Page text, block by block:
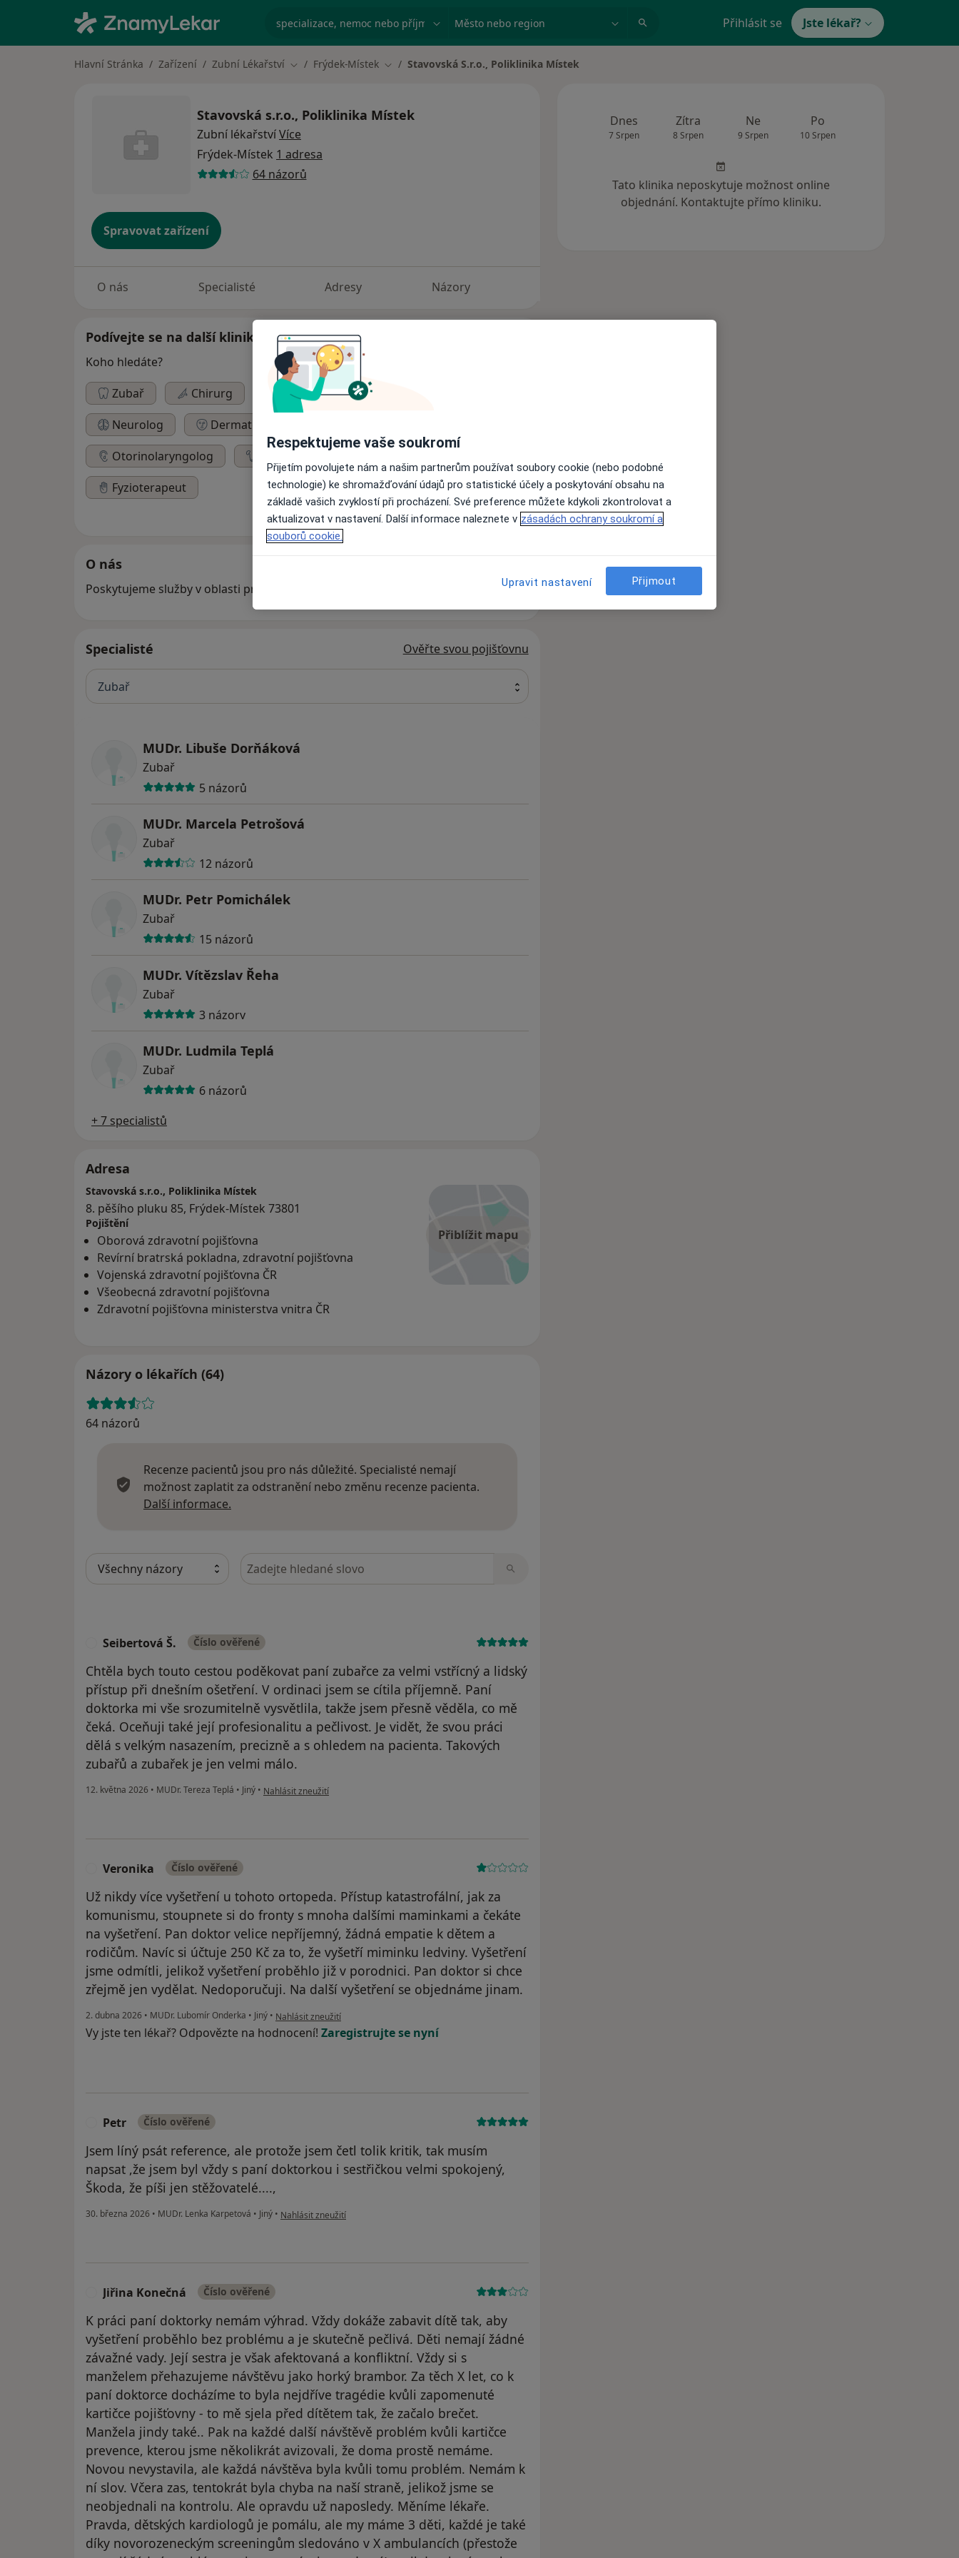
specializace, nemoc nebo příjmení Město nebo region Přihlásit se Jste lékař?
Hlavní Stránka Zařízení Zubní Lékařství Změna města
Frýdek-Místek Změna města
Stavovská S.r.o., Poliklinika Místek
Stavovská s.r.o., Poliklinika Místek
Zubní lékařstvíVíce
Frýdek-Místek 1 adresa
64 názorů
Spravovat zařízení
O nás Specialisté Adresy Názory
Podívejte se na další kliniky
Koho hledáte?
Zubař
Chirurg Ortoped
Neurolog
Dermatolog
Otorinolaryngolog
Fyzioterapeut
Hledejte jinou specializaci
O nás
Poskytujeme služby v oblasti prevence i následné péče.
Specialisté Ověřte svou pojišťovnu
Zubař
MUDr. Libuše Dorňáková
Zubař
5 názorů
MUDr. Marcela Petrošová
Zubař
12 názorů
MUDr. Petr Pomichálek
Zubař
15 názorů
MUDr. Vítězslav Řeha
Zubař
3 názory
MUDr. Ludmila Teplá
Zubař
6 názorů
+ 7 specialistů
Adresa
Přiblížit mapu
Stavovská s.r.o., Poliklinika Místek
8. pěšího pluku 85, Frýdek-Místek 73801
Pojištění
Oborová zdravotní pojišťovna
Revírní bratrská pokladna, zdravotní pojišťovna
Vojenská zdravotní pojišťovna ČR
Všeobecná zdravotní pojišťovna
Zdravotní pojišťovna ministerstva vnitra ČR
Názory o lékařích (64)
64 názorů
Recenze pacientů jsou pro nás důležité. Specialisté nemají
možnost zaplatit za odstranění nebo změnu recenze pacienta.
Další informace.
Hledejte v názorech
Seibertová Š. Číslo ověřené
Chtěla bych touto cestou poděkovat paní zubařce za velmi vstřícný a lidský
přístup při dnešním ošetření. V ordinaci jsem se cítila příjemně. Paní
doktorka mi vše srozumitelně vysvětlila, takže jsem přesně věděla, co mě
čeká. Oceňuji také její profesionalitu a pečlivost. Je vidět, že svou práci
dělá s velkým nasazením, precizně a s ohledem na pacienta. Takových
zubařů a zubařek je jen velmi málo.
12. května 2026 • MUDr. Tereza Teplá • Jiný • podle názoru uživatele Seibertová Š.
Nahlásit zneužití
Veronika Číslo ověřené
Už nikdy více vyšetření u tohoto ortopeda. Přístup katastrofální, jak za
komunismu, stoupnete si do fronty s mnoha dalšími maminkami a čekáte
na vyšetření. Pan doktor velice nepříjemný, žádná empatie k dětem a
rodičům. Navíc si účtuje 250 Kč za to, že vyšetří miminku ledviny. Vyšetření
jsme odmítli, jelikož vyšetření proběhlo již v porodnici. Pan doktor si chce
zřejmě jen vydělat. Nedoporučuji. Na další vyšetření se objednáme jinam.
2. dubna 2026 • MUDr. Lubomír Onderka • Jiný • podle názoru uživatele Veronika
Nahlásit zneužití
Vy jste ten lékař? Odpovězte na hodnocení! Zaregistrujte se nyní
Petr Číslo ověřené
Jsem líný psát reference, ale protože jsem četl tolik kritik, tak musím
napsat ,že jsem byl vždy s paní doktorkou i sestřičkou velmi spokojený,
Škoda, že píši jen stěžovatelé....,
30. března 2026 • MUDr. Lenka Karpetová • Jiný • podle názoru uživatele Petr
Nahlásit zneužití
Jiřina Konečná Číslo ověřené
K práci paní doktorky nemám výhrad. Vždy dokáže zabavit dítě tak, aby
vyšetření proběhlo bez problému a je skutečně pečlivá. Děti nemají žádné
závažné vady. Její sestra je však afektovaná a konfliktní. Vždy si s
manželem přehazujeme návštěvu jako horký brambor. Za těch X let, co k
paní doktorce docházíme to byla nejdříve tragédie kvůli zapomenuté
kartičce pojišťovny - to mě sjela před dítětem tak, že začalo brečet.
Manžela jindy také.. Pak na každé další návštěvě problém kvůli kartičce
prevence, kterou jsme několikrát avizovali, že doma prostě nemáme.
Novou nevystavila, ale každá návštěva byla kvůli tomu problém. Nemám k
ní slov. Včera zas, tentokrát byla chyba na naší straně, jelikož jsme se
neobjednali na kontrolu. Ale opravdu už naposledy. Měníme lékaře.
Pravda, dětských kardiologů je pomálu, ale my máme 3 děti, každé je také
díky novorozeneckým screeningům sledováno v X ambulancích (přestože
Dnes
7 Srpen
Zítra
8 Srpen
Ne
9 Srpen
Po
10 Srpen
Tato klinika neposkytuje možnost online
objednání. Kontaktujte přímo kliniku.
Respektujeme vaše soukromí
Přijetím povolujete nám a našim partnerům používat soubory cookie (nebo podobné
technologie) ke shromažďování údajů pro statistické účely a poskytování obsahu na
základě vašich zvyklostí při procházení. Své preference můžete kdykoli zkontrolovat a
aktualizovat v nastavení. Další informace naleznete v zásadách ochrany soukromí a
souborů cookie.
Upravit nastavení Přijmout